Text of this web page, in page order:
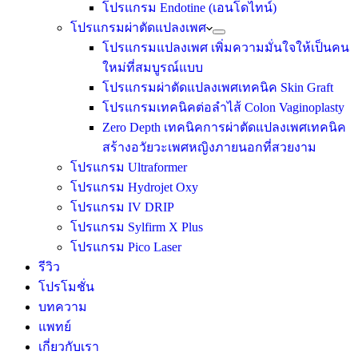
โปรแกรม Endotine (เอนโดไทน์)
โปรแกรมผ่าตัดแปลงเพศ
โปรแกรมแปลงเพศ เพิ่มความมั่นใจให้เป็นคน
ใหม่ที่สมบูรณ์แบบ
โปรแกรมผ่าตัดแปลงเพศเทคนิค Skin Graft
โปรแกรมเทคนิคต่อลำไส้ Colon Vaginoplasty
Zero Depth เทคนิคการผ่าตัดแปลงเพศเทคนิค
สร้างอวัยวะเพศหญิงภายนอกที่สวยงาม
โปรแกรม Ultraformer
โปรแกรม Hydrojet Oxy
โปรแกรม IV DRIP
โปรแกรม Sylfirm X Plus
โปรแกรม Pico Laser
รีวิว
โปรโมชั่น
บทความ
แพทย์
เกี่ยวกับเรา